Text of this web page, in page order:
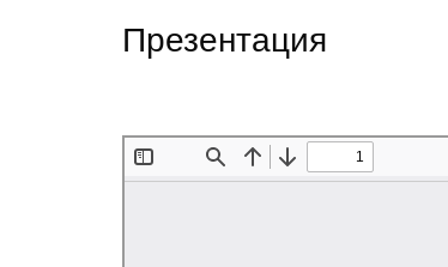
Презентация